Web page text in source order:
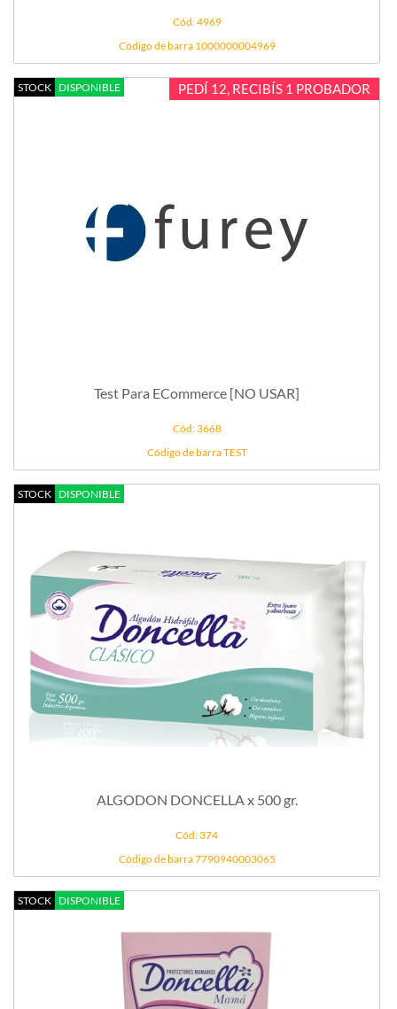
Cód: 4969
Código de barra 1000000004969
STOCK DISPONIBLE PEDÍ 12, RECIBÍS 1 PROBADOR
Test Para ECommerce [NO USAR]
Cód: 3668
Código de barra TEST
STOCK DISPONIBLE
ALGODON DONCELLA x 500 gr.
Cód: 374
Código de barra 7790940003065
STOCK DISPONIBLE